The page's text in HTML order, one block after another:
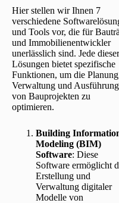
Hier stellen wir Ihnen 7
verschiedene
und Tools vor, die für
und Immobilienentwickler
unerlässlich sind. Jede dieser
Lösungen bietet spezifische
Funktionen, um die
Verwaltung und Ausführung
von Bauprojekten zu
optimieren.
Building
Modeling (BIM)
Software: Diese
Software ermöglicht
Erstellung und
Verwaltung digitaler
Modelle von